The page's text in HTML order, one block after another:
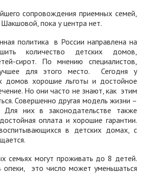
сопровождения приемных семей,
пока у центра нет.
политика в России направлена на
количество детских домов,
сирот. По мнению специалистов,
для этого место.
Сегодня у
домов хорошие льготы и достойное
Но они часто не знают, как этим
Совершенно другая модель жизни –
них в законодательстве также
оплата и хорошие гарантии.
в детских домах, с
семьях могут проживать до 8 детей.
это число может уменьшаться